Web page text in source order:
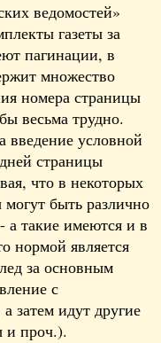
ведомостей»
газеты за
пагинации, в
множество
номера страницы
весьма трудно.
введение условной
страницы
что в некоторых
быть различно
а такие имеются и в
нормой является
за основным
с
затем идут другие
и проч.).